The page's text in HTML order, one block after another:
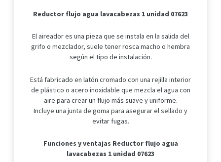
Reductor flujo agua lavacabezas 1 unidad 07623
El aireador es una pieza que se instala en la salida del
grifo o mezclador, suele tener rosca macho o hembra
según el tipo de instalación.
Está fabricado en latón cromado con una rejilla interior
de plástico o acero inoxidable que mezcla el agua con
aire para crear un flujo más suave y uniforme.
Incluye una junta de goma para asegurar el sellado y
evitar fugas.
Funciones y ventajas Reductor flujo agua
lavacabezas 1 unidad 07623